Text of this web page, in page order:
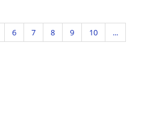
6 7 8 9 10
...